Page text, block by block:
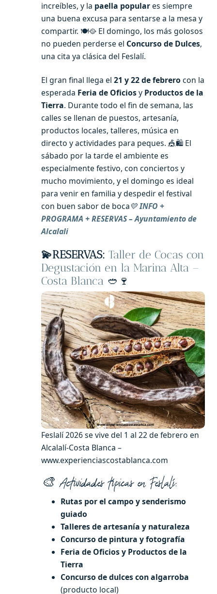
increíbles, y la paella populares siempre
una buena excusa para sentarse a la mesa y
compartir. 🍽️🥘 El domingo, los más golosos
no pueden perderse el Concurso de Dulces,
una cita ya clásica del Feslalí.
El gran final llega el 21 y 22 de febrero con la
esperada Feria de Oficiosy Productos de la
Tierra. Durante todo el fin de semana, las
calles se llenan de puestos, artesanía,
productos locales, talleres, música en
directo y actividades para peques. 🎪🛍️ El
sábado por la tarde el ambiente es
especialmente festivo, con conciertos y
mucho movimiento, y el domingo es ideal
para venir en familia y despedir el festival
con buen sabor de boca💛INFO +
PROGRAMA + RESERVAS – Ayuntamiento de
Alcalali
💫RESERVAS: Taller de Cocas con
Degustación en la Marina Alta –
Costa Blanca 🥙🍷
Feslalí 2026 se vive del 1 al 22 de febrero en
Alcalalí-Costa Blanca –
www.experienciascostablanca.com
🎨 Actividades típicas en Feslalí:
Rutas por el campo y senderismo
guiado
Talleres de artesanía y naturaleza
Concurso de pintura y fotografía
Feria de Oficios y Productos de la
Tierra
Concurso de dulces con algarroba
(producto local)